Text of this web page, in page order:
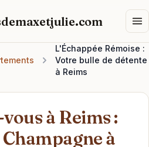
L'Échappée Rémoise :
Votre bulle de détente
à Reims
à Reims :
à